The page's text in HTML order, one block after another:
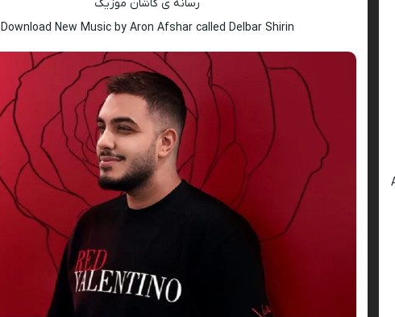
رسانه ی کاشان موزیک
Download New Music by Aron Afshar called Delbar Shirin